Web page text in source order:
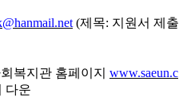
(제목: 지원서 제출
복지관 홈페이지 www.saeun.c
다운